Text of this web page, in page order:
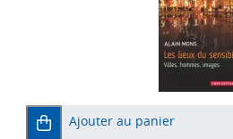
Ajouter au panier